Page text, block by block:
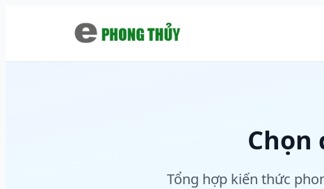
Chọn
Tổng hợp kiến thức